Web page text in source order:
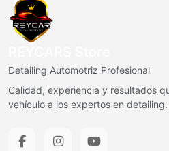
Detailing Automotriz Profesional
Calidad, experiencia y resultados
vehículo a los expertos en detailing.